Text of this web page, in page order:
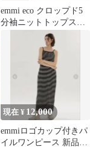
emmi eco クロップド5
分袖ニットトップス
半袖 カットソー ミ
現在 ¥ 12,000
emmiロゴカップ付きパ
イルワンピース 新品未